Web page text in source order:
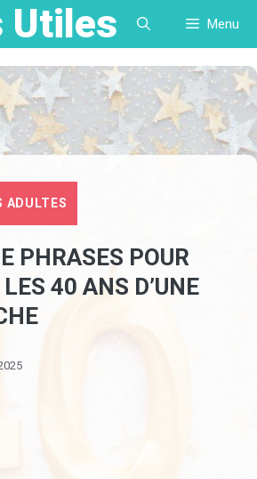
Utiles Menu
ADULTES
PHRASES POUR
40 ANS D’UNE